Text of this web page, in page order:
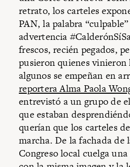
retrato, los carteles
PAN, la palabra
advertencia
frescos, recién pegados,
pusieron quienes
algunos se empeñan en
reportera Alma Paola
entrevistó a un grupo de
que estaban
querían que los carteles
marcha. De la fachada de
Congreso local cuelga